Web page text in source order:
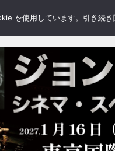
BLOGS FEATURE
を使用しています。引き続